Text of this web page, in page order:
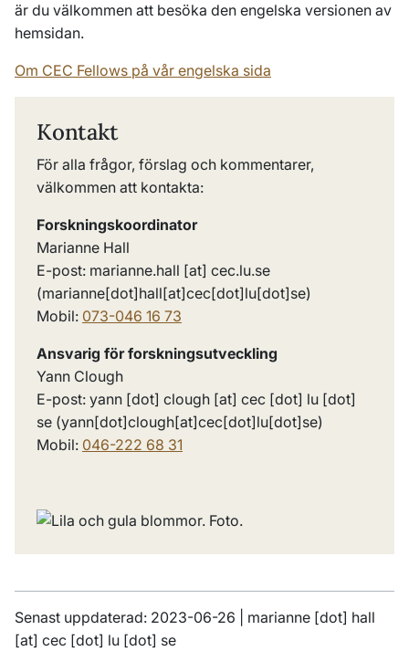
är du välkommen att besöka den engelska versionen av
hemsidan.
Om CEC Fellows på vår engelska sida
Kontakt
För alla frågor, förslag och kommentarer,
välkommen att kontakta:
Forskningskoordinator
Marianne Hall
E-post: marianne.hall [at] cec.lu.se
(marianne[dot]hall[at]cec[dot]lu[dot]se)
Mobil: 073-046 16 73
Ansvarig för forskningsutveckling
Yann Clough
E-post: yann [dot] clough [at] cec [dot] lu [dot]
se (yann[dot]clough[at]cec[dot]lu[dot]se)
Mobil: 046-222 68 31
Senast uppdaterad: 2023-06-26 | marianne [dot] hall
[at] cec [dot] lu [dot] se